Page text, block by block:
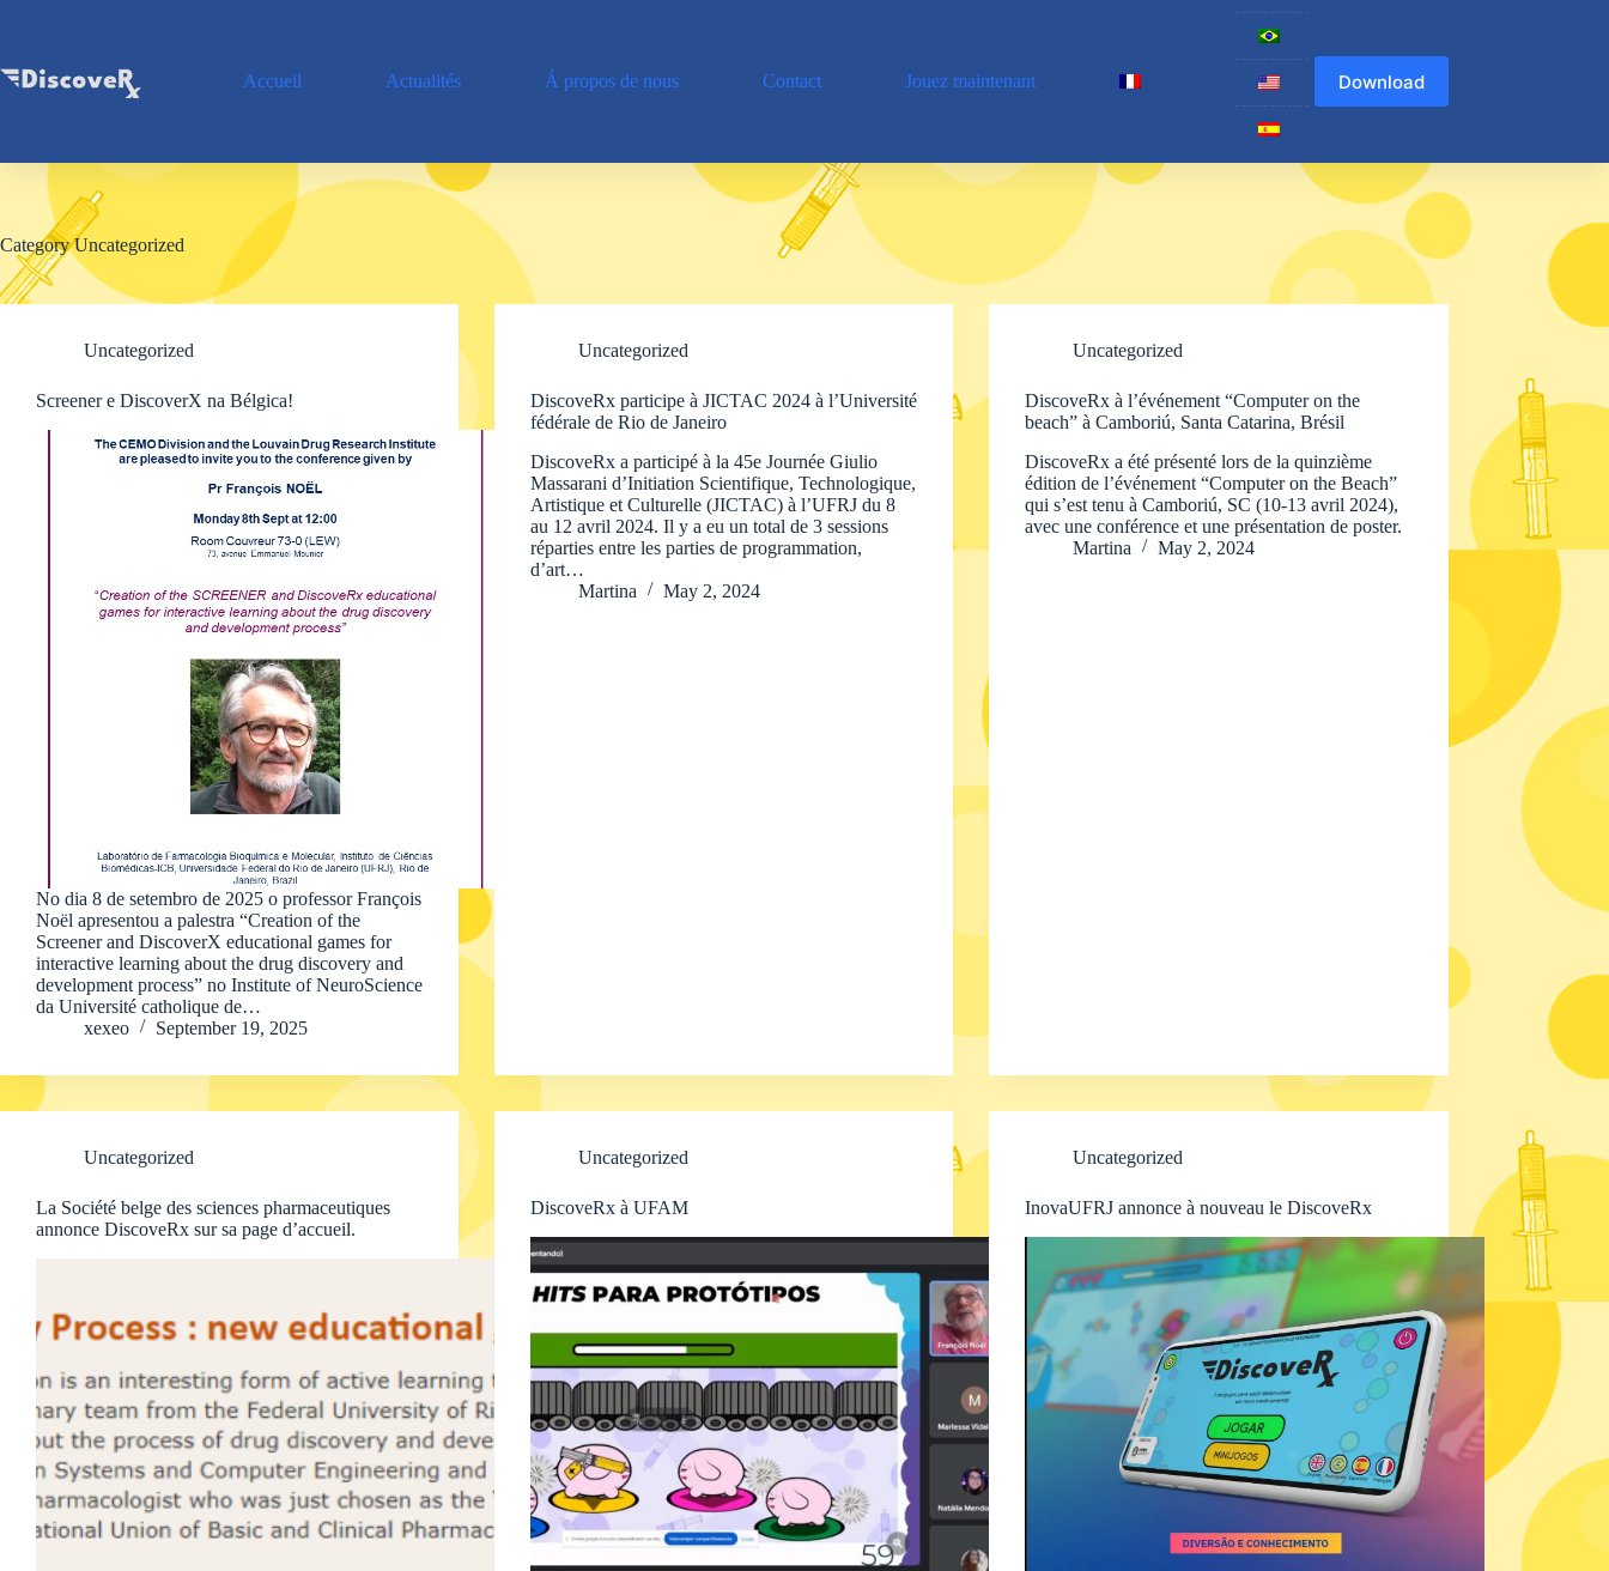
Accueil
Actualités Á propos de nous Contact Jouez maintenant Download
CategoryUncategorized
Uncategorized
Screener e DiscoverX na Bélgica!
No dia 8 de setembro de 2025 o professor François
Noël apresentou a palestra “Creation of the
Screener and DiscoverX educational games for
interactive learning about the drug discovery and
development process” no Institute of NeuroScience
da Université catholique de…
xexeo
September 19, 2025
Uncategorized
DiscoveRx participe à JICTAC 2024 à l’Université
fédérale de Rio de Janeiro
DiscoveRx a participé à la 45e Journée Giulio
Massarani d’Initiation Scientifique, Technologique,
Artistique et Culturelle (JICTAC) à l’UFRJ du 8
au 12 avril 2024. Il y a eu un total de 3 sessions
réparties entre les parties de programmation,
d’art…
Martina
May 2, 2024
Uncategorized
DiscoveRx à l’événement “Computer on the
beach” à Camboriú, Santa Catarina, Brésil
DiscoveRx a été présenté lors de la quinzième
édition de l’événement “Computer on the Beach”
qui s’est tenu à Camboriú, SC (10-13 avril 2024),
avec une conférence et une présentation de poster.
Martina
May 2, 2024
Uncategorized
La Société belge des sciences pharmaceutiques
annonce DiscoveRx sur sa page d’accueil.
Uncategorized
DiscoveRx à UFAM
Uncategorized
InovaUFRJ annonce à nouveau le DiscoveRx